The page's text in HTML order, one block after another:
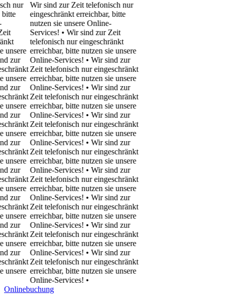
Wir sind zur Zeit telefonisch nur
eingeschränkt erreichbar, bitte
nutzen sie unsere Online-
Services! • Wir sind zur Zeit
telefonisch nur eingeschränkt
erreichbar, bitte nutzen sie unsere
Online-Services! • Wir sind zur
Zeit telefonisch nur eingeschränkt
erreichbar, bitte nutzen sie unsere
Online-Services! • Wir sind zur
Zeit telefonisch nur eingeschränkt
erreichbar, bitte nutzen sie unsere
Online-Services! • Wir sind zur
Zeit telefonisch nur eingeschränkt
erreichbar, bitte nutzen sie unsere
Online-Services! • Wir sind zur
Zeit telefonisch nur eingeschränkt
erreichbar, bitte nutzen sie unsere
Online-Services! • Wir sind zur
Zeit telefonisch nur eingeschränkt
erreichbar, bitte nutzen sie unsere
Online-Services! • Wir sind zur
Zeit telefonisch nur eingeschränkt
erreichbar, bitte nutzen sie unsere
Online-Services! • Wir sind zur
Zeit telefonisch nur eingeschränkt
erreichbar, bitte nutzen sie unsere
Online-Services! • Wir sind zur
Zeit telefonisch nur eingeschränkt
erreichbar, bitte nutzen sie unsere
Online-Services!•
Onlinebuchung